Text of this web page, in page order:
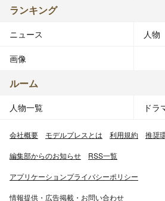
ランキング
ニュース 人物
画像
ルーム
人物一覧 ドラ
会社概要 モデルプレスとは 利用規約 推奨
編集部からのお知らせ RSS一覧
アプリケーションプライバシーポリシー
情報提供・広告掲載・お問い合わせ